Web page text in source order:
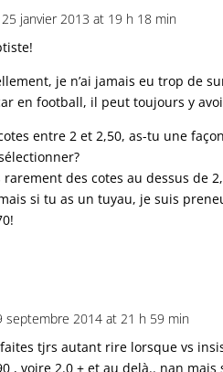
janvier 2013 at 19 h 18 min
je n’ai jamais eu trop de
en football, il peut toujours y
entre 2 et 2,50, as-tu une
rarement des cotes au dessus de
si tu as un tuyau, je suis
septembre 2014 at 21 h 59 min
tjrs autant rire lorsque vs
, voire 2.0 + et au delà.. nan